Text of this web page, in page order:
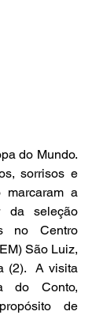
do Mundo.
sorrisos e
marcaram a
da seleção
no Centro
São Luiz,
(2).  A visita
do Conto,
de